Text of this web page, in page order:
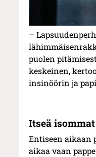
–
puolen
keskeinen,
insinöörin ja
Itseä
Entiseen aikaan
aikaa vaan